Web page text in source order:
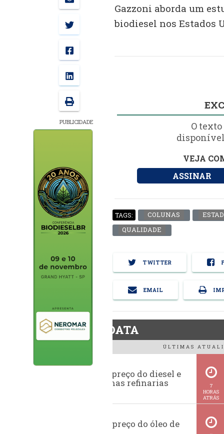
PUBLICIDADE
Gazzoni aborda um
biodiesel nos Estados
O
disponível
VEJA
ASSINAR
TAGS: COLUNAS
QUALIDADE
TWITTER
EMAIL
BiodieselDATA
ÚLTIMAS
Evolução do preço do diesel e
da gasolina nas refinarias
7
HORAS
ATRÁS
Histórico do preço do óleo de